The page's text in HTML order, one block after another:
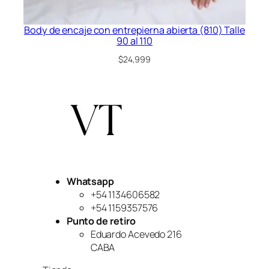
Body de encaje con entrepierna abierta (810) Talle
90 al 110
$24,999
Whatsapp
+54 1134606582
+54 1159357576
Punto de retiro
Eduardo Acevedo 216
CABA